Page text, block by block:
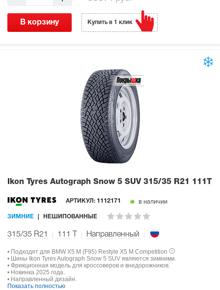
В корзину Купить в 1 клик
Ikon Tyres Autograph Snow 5 SUV 315/35 R21 111T
АРТИКУЛ: 1112171 в наличии
ЗИМНИЕ НЕШИПОВАННЫЕ
315/35 R21 111 Направленный
• Подходят для BMW X5 M (F95) Restyle X5 M Competition
• Шины Ikon Tyres Autograph Snow 5 SUV являются зимними.
• Фрикционная модель для кроссоверов и внедорожников.
• Новинка 2025 года.
• Направленный дизайн.
Показать полностью